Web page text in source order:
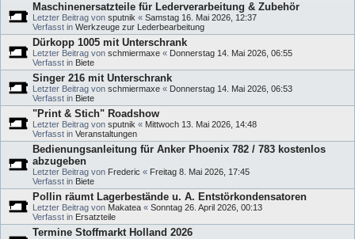
Maschinenersatzteile für Lederverarbeitung & Zubehör
Letzter Beitrag von sputnik « Samstag 16. Mai 2026, 12:37
Verfasst in Werkzeuge zur Lederbearbeitung
Dürkopp 1005 mit Unterschrank
Letzter Beitrag von schmiermaxe « Donnerstag 14. Mai 2026, 06:55
Verfasst in Biete
Singer 216 mit Unterschrank
Letzter Beitrag von schmiermaxe « Donnerstag 14. Mai 2026, 06:53
Verfasst in Biete
"Print & Stich" Roadshow
Letzter Beitrag von sputnik « Mittwoch 13. Mai 2026, 14:48
Verfasst in Veranstaltungen
Bedienungsanleitung für Anker Phoenix 782 / 783 kostenlos
abzugeben
Letzter Beitrag von Frederic « Freitag 8. Mai 2026, 17:45
Verfasst in Biete
Pollin räumt Lagerbestände u. A. Entstörkondensatoren
Letzter Beitrag von Makatea « Sonntag 26. April 2026, 00:13
Verfasst in Ersatzteile
Termine Stoffmarkt Holland 2026